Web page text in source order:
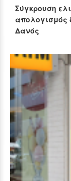
Σύγκρουση
απολογισμός
Δανός